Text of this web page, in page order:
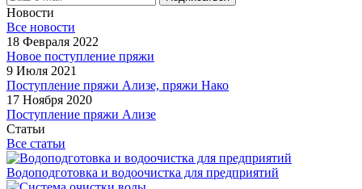
Новости
Все новости
18 Февраля 2022
Новое поступление пряжи
9 Июля 2021
Поступление пряжи Ализе, пряжи Нако
17 Ноября 2020
Поступление пряжи Ализе
Статьи
Все статьи
Водоподготовка и водоочистка для предприятий